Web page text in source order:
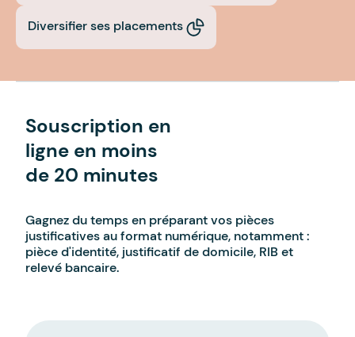
Diversifier ses placements
Souscription en
ligne en moins
de 20 minutes
Gagnez du temps en préparant vos pièces
justificatives au format numérique, notamment :
pièce d'identité, justificatif de domicile, RIB et
relevé bancaire.